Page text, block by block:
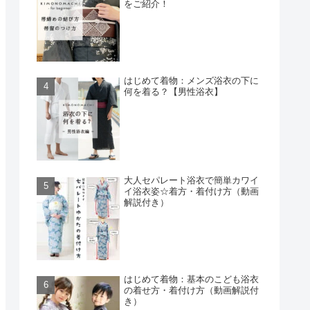
をご紹介！
はじめて着物：メンズ浴衣の下に
何を着る？【男性浴衣】
大人セパレート浴衣で簡単カワイ
イ浴衣姿☆着方・着付け方（動画
解説付き）
はじめて着物：基本のこども浴衣
の着せ方・着付け方（動画解説付
き）